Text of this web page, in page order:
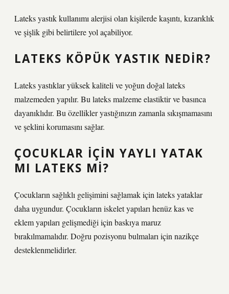
Lateks yastık kullanımı alerjisi olan kişilerde kaşıntı, kızarıklık
ve şişlik gibi belirtilere yol açabiliyor.
LATEKS KÖPÜK YASTIK NEDIR?
Lateks yastıklar yüksek kaliteli ve yoğun doğal lateks
malzemeden yapılır. Bu lateks malzeme elastiktir ve basınca
dayanıklıdır. Bu özellikler yastığınızın zamanla sıkışmamasını
ve şeklini korumasını sağlar.
ÇOCUKLAR IÇIN YAYLI YATAK
MI LATEKS MI?
Çocukların sağlıklı gelişimini sağlamak için lateks yataklar
daha uygundur. Çocukların iskelet yapıları henüz kas ve
eklem yapıları gelişmediği için baskıya maruz
bırakılmamalıdır. Doğru pozisyonu bulmaları için nazikçe
desteklenmelidirler.